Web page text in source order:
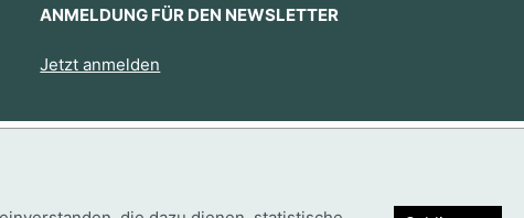
ANMELDUNG FÜR DEN NEWSLETTER
Jetzt anmelden